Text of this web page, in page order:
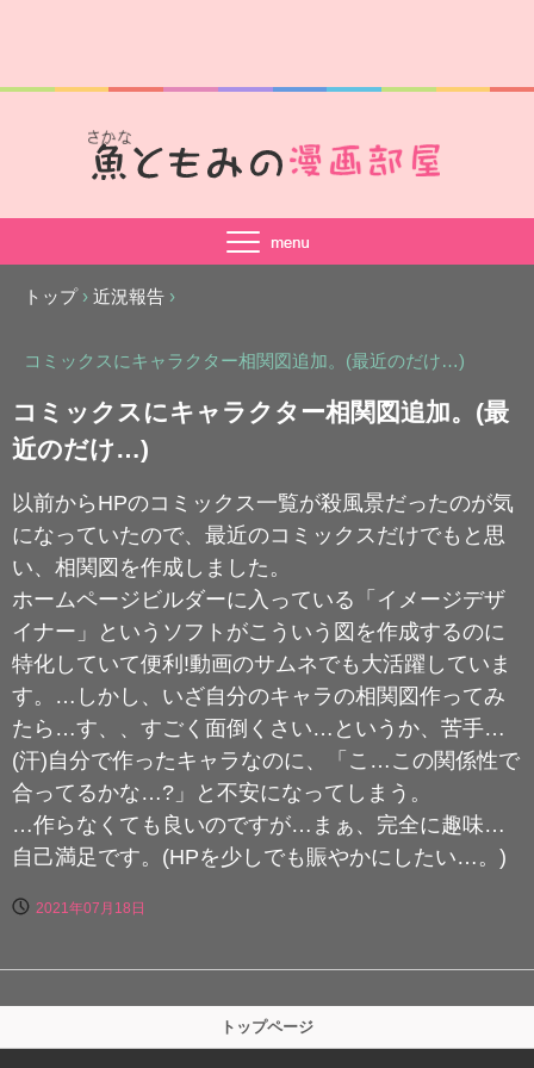
トップ › 近況報告 ›
コミックスにキャラクター相関図追加。(最近のだけ…)
コミックスにキャラクター相関図追加。(最
近のだけ…)
以前からHPのコミックス一覧が殺風景だったのが気
になっていたので、最近のコミックスだけでもと思
い、相関図を作成しました。
ホームページビルダーに入っている「イメージデザ
イナー」というソフトがこういう図を作成するのに
特化していて便利!動画のサムネでも大活躍していま
す。…しかし、いざ自分のキャラの相関図作ってみ
たら…す、、すごく面倒くさい…というか、苦手…
(汗)自分で作ったキャラなのに、「こ…この関係性で
合ってるかな…?」と不安になってしまう。
…作らなくても良いのですが…まぁ、完全に趣味…
自己満足です。(HPを少しでも賑やかにしたい…。)
2021年07月18日
トップページ